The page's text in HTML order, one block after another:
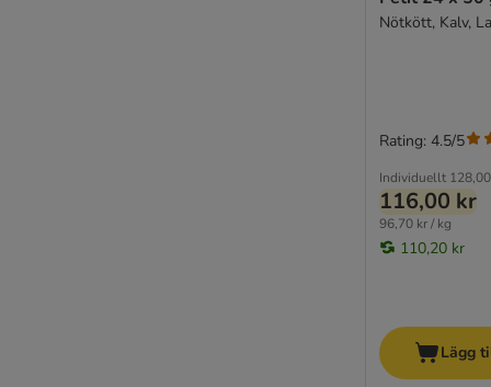
Nötkött, Kalv,
Individuellt
116,00 kr
96,70 kr / kg
110,20 kr
Rating: 4.5/5
Lägg